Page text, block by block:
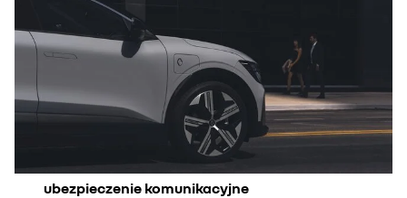
ubezpieczenie komunikacyjne